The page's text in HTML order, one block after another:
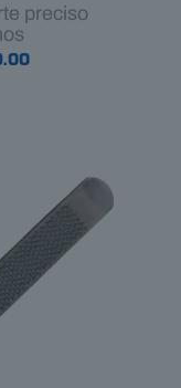
preciso
Price